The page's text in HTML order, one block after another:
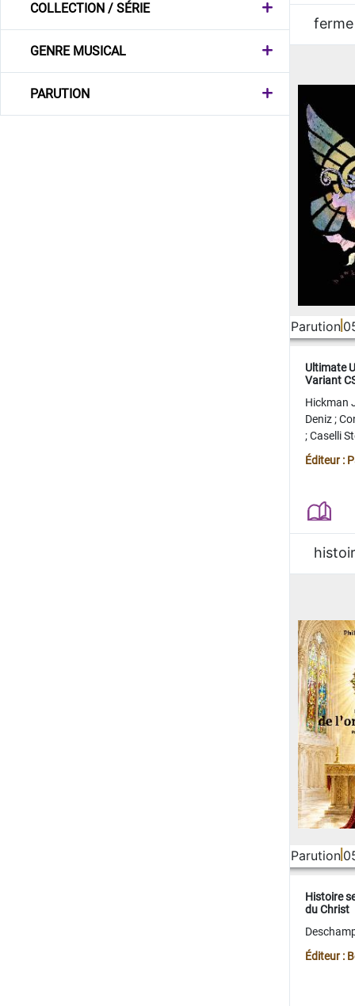
COLLECTION / SÉRIE
GENRE MUSICAL
PARUTION
ferme
Parution
Ultimate
Variant
Hickman
Deniz;
;Caselli
Juan
Éditeur :
Parution
Histoire
du Christ
Éditeur :